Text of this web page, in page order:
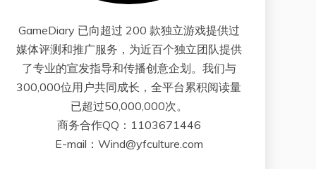
GameDiary 已向超过 200 款独立游戏提供过
媒体评测和推广服务，为近百个独立团队提供
了专业的宣发指导和传播创意企划。我们与
300,000位用户共同成长，全平台累积阅读量
已超过50,000,000次。
商务合作QQ：1103671446
E-mail：Wind@yfculture.com